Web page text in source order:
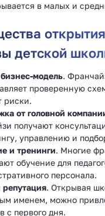
в малых и
открытия
детской
бизнес-модель.
проверенную
риски.
от головной
получают
управлению и
и тренинги. Многие
обучение для
персонала.
. Открывая
именем, можно
с первого дня.